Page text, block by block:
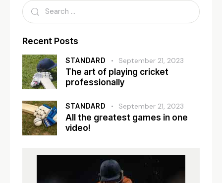
Recent Posts
STANDARD September 21, 2023
The art of playing cricket
professionally
STANDARD September 21, 2023
All the greatest games in one
video!